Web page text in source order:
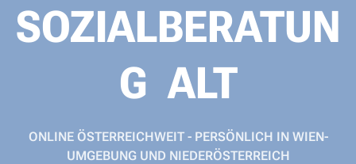
SOZIALBERATUN
G ALT
ONLINE ÖSTERREICHWEIT - PERSÖNLICH IN WIEN-
UMGEBUNG UND NIEDERÖSTERREICH